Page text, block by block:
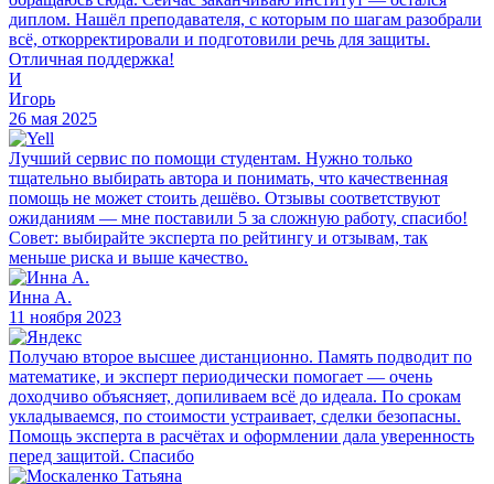
диплом. Нашёл преподавателя, с которым по шагам разобрали
всё, откорректировали и подготовили речь для защиты.
Отличная поддержка!
И
Игорь
26 мая 2025
Лучший сервис по помощи студентам. Нужно только
тщательно выбирать автора и понимать, что качественная
помощь не может стоить дешёво. Отзывы соответствуют
ожиданиям — мне поставили 5 за сложную работу, спасибо!
Совет: выбирайте эксперта по рейтингу и отзывам, так
меньше риска и выше качество.
Инна А.
11 ноября 2023
Получаю второе высшее дистанционно. Память подводит по
математике, и эксперт периодически помогает — очень
доходчиво объясняет, допиливаем всё до идеала. По срокам
укладываемся, по стоимости устраивает, сделки безопасны.
Помощь эксперта в расчётах и оформлении дала уверенность
перед защитой. Спасибо